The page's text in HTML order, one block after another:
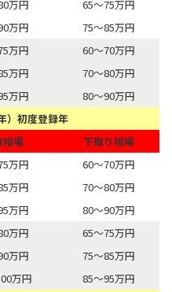
万円
65～75万円
万円
75～85万円
万円
60～70万円
万円
70～80万円
万円
80～90万円
）初度登録年
相場
下取り相場
万円
60～70万円
万円
70～80万円
万円
80～90万円
万円
65～75万円
万円
75～85万円
万円
85～95万円